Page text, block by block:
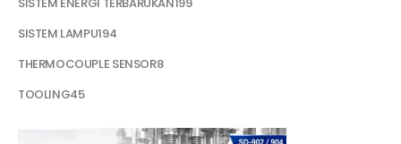
SISTEM LAMPU194
THERMOCOUPLE SENSOR8
TOOLING45